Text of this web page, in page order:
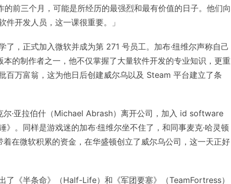
的前三个月，可能是所经历的最强烈和最有价值的日子。他们向
件开发人员，这一课很重要。」
了，正式加入微软并成为第 271 号员工。加布·纽维尔声称自己
的制作者之一，他不仅掌握了大量软件开发的专业知识，更重
百万富翁，这为他日后创建威尔乌以及 Steam 平台建立了条
尔·亚拉伯什（Michael Abrash）离开公司，加入 id software
》。同样是游戏迷的加布·纽维尔坐不住了，和同事麦克·哈灵顿
在微软积累的资金，在华盛顿创立了威尔乌公司，这一天正好
了《半条命》（Half-Life）和《军团要塞》（TeamFortress）